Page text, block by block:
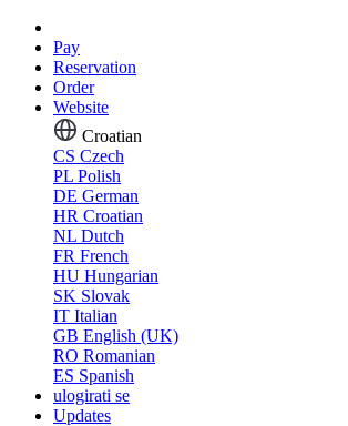
Pay
Reservation
Order
Website
Croatian
CS Czech
PL Polish
DE German
HR Croatian
NL Dutch
FR French
HU Hungarian
SK Slovak
IT Italian
GB English (UK)
RO Romanian
ES Spanish
ulogirati se
Updates